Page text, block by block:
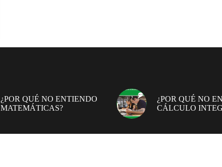
¿POR QUÉ NO ENTIENDO
MATEMÁTICAS?
¿POR QUÉ NO
CÁLCULO